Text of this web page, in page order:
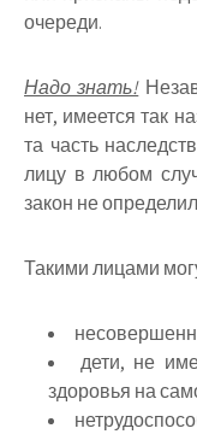
очереди.
Надо знать!
нет, имеется так
та часть
лицу в любом
закон не
Такими лицами
дети, не
здоровья на